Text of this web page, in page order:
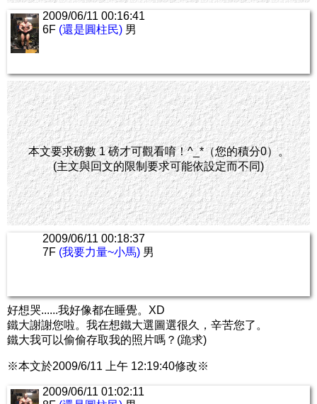
2009/06/11 00:16:41
6F (還是圓柱民) 男
本文要求磅數 1 磅才可觀看唷！^_*（您的積分0）。
(主文與回文的限制要求可能依設定而不同)
2009/06/11 00:18:37
7F (我要力量~小馬) 男
好想哭......我好像都在睡覺。XD
鐵大謝謝您啦。我在想鐵大選圖選很久，辛苦您了。
鐵大我可以偷偷存取我的照片嗎？(跪求)
※本文於2009/6/11 上午 12:19:40修改※
2009/06/11 01:02:11